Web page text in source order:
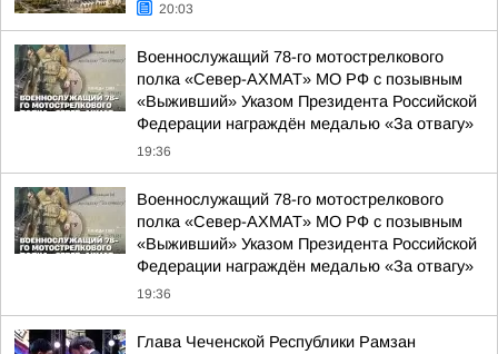
20:03
Военнослужащий 78-го мотострелкового
полка «Север-АХМАТ» МО РФ с позывным
«Выживший» Указом Президента Российской
Федерации награждён медалью «За отвагу»
19:36
Военнослужащий 78-го мотострелкового
полка «Север-АХМАТ» МО РФ с позывным
«Выживший» Указом Президента Российской
Федерации награждён медалью «За отвагу»
19:36
Глава Чеченской Республики Рамзан